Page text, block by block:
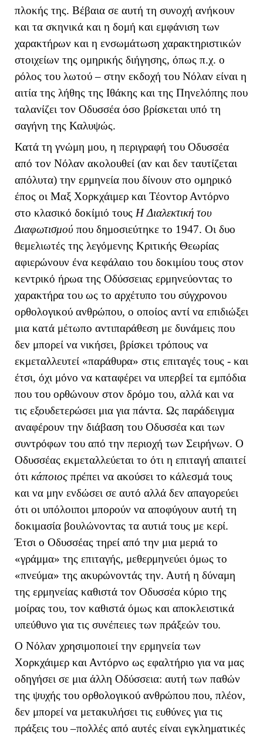
πλοκής της. Βέβαια σε αυτή τη συνοχή ανήκουν
και τα σκηνικά και η δομή και εμφάνιση των
χαρακτήρων και η ενσωμάτωση χαρακτηριστικών
στοιχείων της ομηρικής διήγησης, όπως π.χ. ο
ρόλος του λωτού – στην εκδοχή του Νόλαν είναι η
αιτία της λήθης της Ιθάκης και της Πηνελόπης που
ταλανίζει τον Οδυσσέα όσο βρίσκεται υπό τη
σαγήνη της Καλυψώς.
Κατά τη γνώμη μου, η περιγραφή του Οδυσσέα
από τον Νόλαν ακολουθεί (αν και δεν ταυτίζεται
απόλυτα) την ερμηνεία που δίνουν στο ομηρικό
έπος οι Μαξ Χορκχάιμερ και Τέοντορ Αντόρνο
στο κλασικό δοκίμιό τους Η Διαλεκτική του
Διαφωτισμού που δημοσιεύτηκε το 1947. Οι δυο
θεμελιωτές της λεγόμενης Κριτικής Θεωρίας
αφιερώνουν ένα κεφάλαιο του δοκιμίου τους στον
κεντρικό ήρωα της Οδύσσειας ερμηνεύοντας το
χαρακτήρα του ως το αρχέτυπο του σύγχρονου
ορθολογικού ανθρώπου, ο οποίος αντί να επιδιώξει
μια κατά μέτωπο αντιπαράθεση με δυνάμεις που
δεν μπορεί να νικήσει, βρίσκει τρόπους να
εκμεταλλευτεί «παράθυρα» στις επιταγές τους - και
έτσι, όχι μόνο να καταφέρει να υπερβεί τα εμπόδια
που του ορθώνουν στον δρόμο του, αλλά και να
τις εξουδετερώσει μια για πάντα. Ως παράδειγμα
αναφέρουν την διάβαση του Οδυσσέα και των
συντρόφων του από την περιοχή των Σειρήνων. Ο
Οδυσσέας εκμεταλλεύεται το ότι η επιταγή απαιτεί
ότι κάποιος πρέπει να ακούσει το κάλεσμά τους
και να μην ενδώσει σε αυτό αλλά δεν απαγορεύει
ότι οι υπόλοιποι μπορούν να αποφύγουν αυτή τη
δοκιμασία βουλώνοντας τα αυτιά τους με κερί.
Έτσι ο Οδυσσέας τηρεί από την μια μεριά το
«γράμμα» της επιταγής, μεθερμηνεύει όμως το
«πνεύμα» της ακυρώνοντάς την. Αυτή η δύναμη
της ερμηνείας καθιστά τον Οδυσσέα κύριο της
μοίρας του, τον καθιστά όμως και αποκλειστικά
υπεύθυνο για τις συνέπειες των πράξεών του.
Ο Νόλαν χρησιμοποιεί την ερμηνεία των
Χορκχάιμερ και Αντόρνο ως εφαλτήριο για να μας
οδηγήσει σε μια άλλη Οδύσσεια: αυτή των παθών
της ψυχής του ορθολογικού ανθρώπου που, πλέον,
δεν μπορεί να μετακυλήσει τις ευθύνες για τις
πράξεις του –πολλές από αυτές είναι εγκληματικές